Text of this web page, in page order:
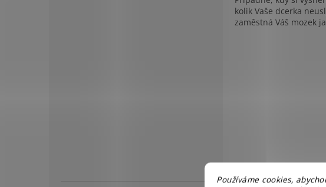
Používáme cookies,
kolik Vaše dcerka
zaměstná Váš mozek